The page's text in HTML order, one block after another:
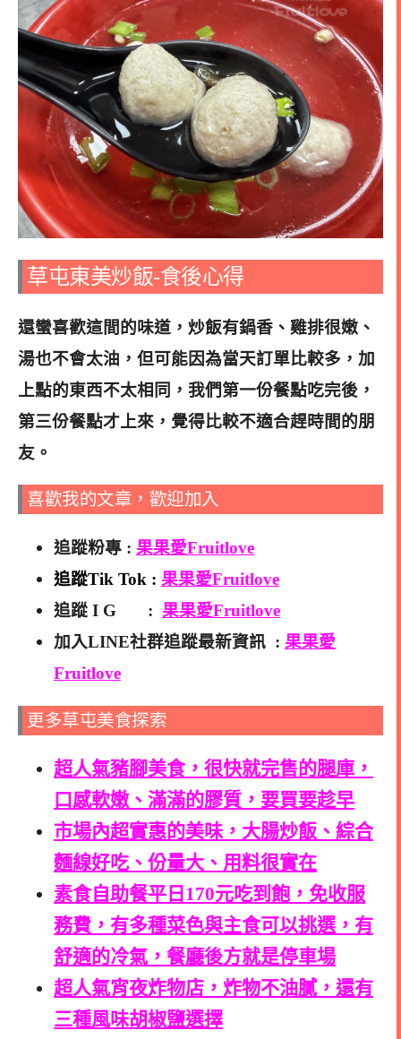
草屯東美炒飯-食後心得
還蠻喜歡這間的味道，炒飯有鍋香、雞排很嫩、
湯也不會太油，但可能因為當天訂單比較多，加
上點的東西不太相同，我們第一份餐點吃完後，
第三份餐點才上來，覺得比較不適合趕時間的朋
友 。
喜歡我的文章，歡迎加入
追蹤粉專 : 果果愛Fruitlove
追蹤Tik Tok : 果果愛Fruitlove
追蹤 I G : 果果愛Fruitlove
加入LINE社群追蹤最新資訊 : 果果愛
Fruitlove
更多草屯美食探索
超人氣豬腳美食，很快就完售的腿庫，
口感軟嫩、滿滿的膠質，要買要趁早
市場內超實惠的美味，大腸炒飯、綜合
麵線好吃、份量大、用料很實在
素食自助餐平日170元吃到飽，免收服
務費，有多種菜色與主食可以挑選，有
舒適的冷氣，餐廳後方就是停車場
超人氣宵夜炸物店，炸物不油膩，還有
三種風味胡椒鹽選擇